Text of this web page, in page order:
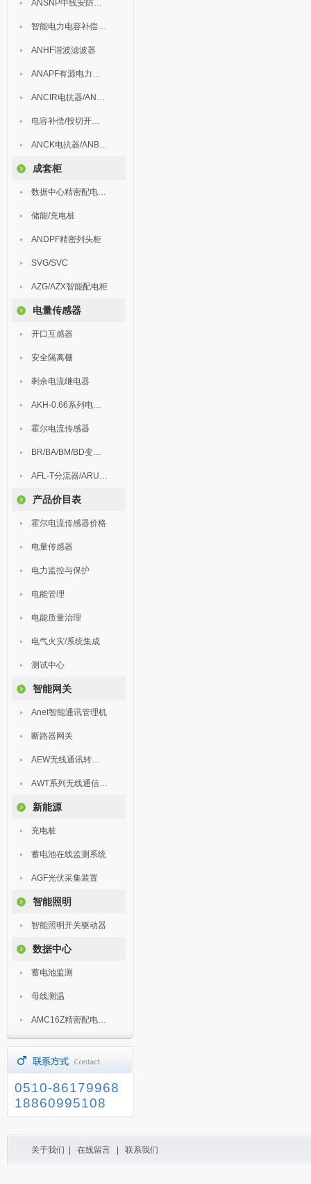
ANSNP中线安防保护器
智能电力电容补偿装置
ANHF谐波滤波器
ANAPF有源电力滤波器
ANCIR电抗器/ANHPD300谐波保护器
电容补偿/投切开关/ARC
ANCK电抗器/ANBSMJ自愈式低压并联电容器
成套柜
数据中心精密配电监控装置
储能/充电桩
ANDPF精密列头柜
SVG/SVC
AZG/AZX智能配电柜
电量传感器
开口互感器
安全隔离栅
剩余电流继电器
AKH-0.66系列电流互感器
霍尔电流传感器
BR/BA/BM/BD变送器
AFL-T分流器/ARU浪涌保护器
产品价目表
霍尔电流传感器价格
电量传感器
电力监控与保护
电能管理
电能质量治理
电气火灾/系统集成
测试中心
智能网关
Anet智能通讯管理机
断路器网关
AEW无线通讯转换器
AWT系列无线通信终端
新能源
充电桩
蓄电池在线监测系统
AGF光伏采集装置
智能照明
智能照明开关驱动器
数据中心
蓄电池监测
母线测温
AMC16Z精密配电监控装置
0510-86179968
18860995108
关于我们 在线留言 联系我们